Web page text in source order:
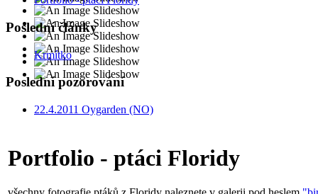
Poslední články
Krmítko
Poslední pozorování
22.4.2011 Oygarden (NO)
Portfolio - ptáci Floridy